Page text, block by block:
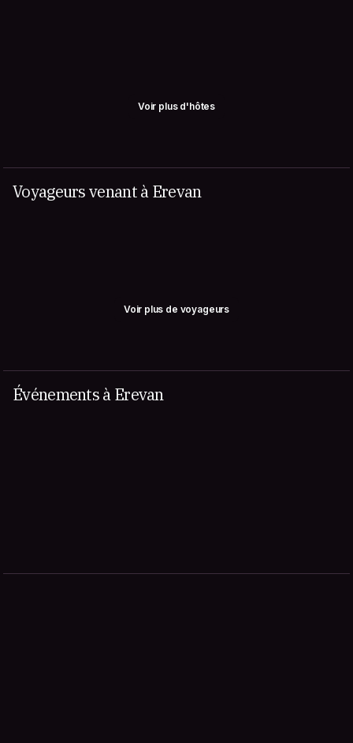
Voir plus d'hôtes
Voyageurs venant à Erevan
Voir plus de voyageurs
Événements à Erevan